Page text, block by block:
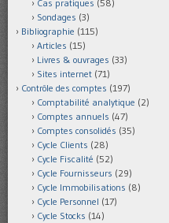
Cas pratiques (58)
Sondages (3)
Bibliographie (115)
Articles (15)
Livres & ouvrages (33)
Sites internet (71)
Contrôle des comptes (197)
Comptabilité analytique (2)
Comptes annuels (47)
Comptes consolidés (35)
Cycle Clients (28)
Cycle Fiscalité (52)
Cycle Fournisseurs (29)
Cycle Immobilisations (8)
Cycle Personnel (17)
Cycle Stocks (14)